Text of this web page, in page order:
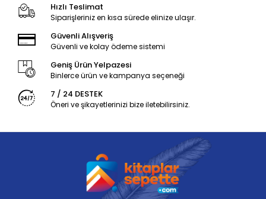
Hızlı Teslimat
Siparişleriniz en kısa sürede elinize ulaşır.
Güvenli Alışveriş
Güvenli ve kolay ödeme sistemi
Geniş Ürün Yelpazesi
Binlerce ürün ve kampanya seçeneği
7 / 24 DESTEK
Öneri ve şikayetlerinizi bize iletebilirsiniz.